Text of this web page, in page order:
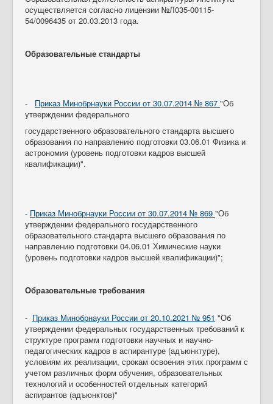
Контакты
Противодействие коррупции
осуществляется согласно лицензии №Л035-00115-
54/0096435 от 20.03.2013 года.
Образовательные стандарты
- Приказ Минобрнауки России от 30.07.2014 № 867 "Об
утверждении федерального
государственного образовательного стандарта высшего
образования по направлению подготовки 03.06.01 Физика и
астрономия (уровень подготовки кадров высшей
квалификации)".
- Приказ Минобрнауки России от 30.07.2014 № 869 "Об
утверждении федерального государственного
образовательного стандарта высшего образования по
направлению подготовки 04.06.01 Химические науки
(уровень подготовки кадров высшей квалификации)";
Образовательные требования
- Приказ Минобрнауки России от 20.10.2021 № 951 "Об
утверждении федеральных государственных требований к
структуре программ подготовки научных и научно-
педагогических кадров в аспирантуре (адъюнктуре),
условиям их реализации, срокам освоения этих программ с
учетом различных форм обучения, образовательных
технологий и особенностей отдельных категорий
аспирантов (адъюнктов)"